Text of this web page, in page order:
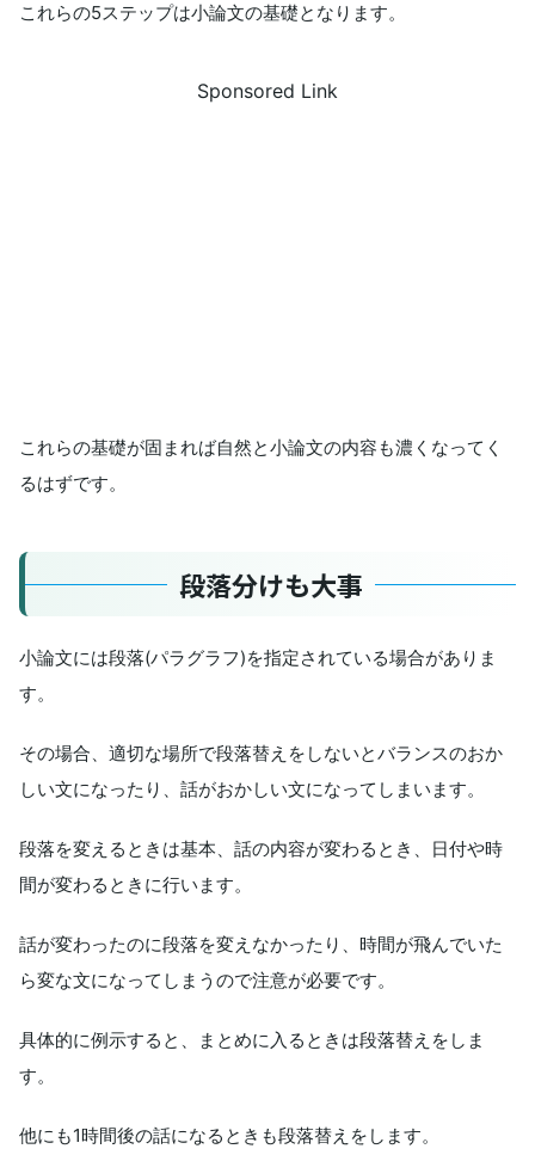
これらの5ステップは小論文の基礎となります。
Sponsored Link
これらの基礎が固まれば自然と小論文の内容も濃くなってく
るはずです。
段落分けも大事
小論文には段落(パラグラフ)を指定されている場合がありま
す。
その場合、適切な場所で段落替えをしないとバランスのおか
しい文になったり、話がおかしい文になってしまいます。
段落を変えるときは基本、話の内容が変わるとき、日付や時
間が変わるときに行います。
話が変わったのに段落を変えなかったり、時間が飛んでいた
ら変な文になってしまうので注意が必要です。
具体的に例示すると、まとめに入るときは段落替えをしま
す。
他にも1時間後の話になるときも段落替えをします。